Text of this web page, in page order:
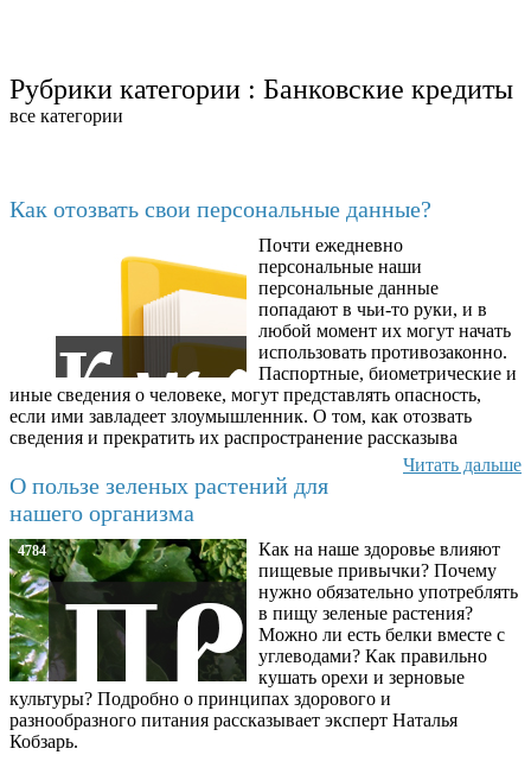
Рубрики категории : Банковские кредиты
все категории
Как отозвать свои персональные данные?
Почти ежедневно
персональные наши
персональные данные
попадают в чьи-то руки, и в
любой момент их могут начать
использовать противозаконно.
Паспортные, биометрические и
иные сведения о человеке, могут представлять опасность,
если ими завладеет злоумышленник. О том, как отозвать
сведения и прекратить их распространение рассказыва
Читать дальше
О пользе зеленых растений для
нашего организма
4784
Как на наше здоровье влияют
пищевые привычки? Почему
нужно обязательно употреблять
в пищу зеленые растения?
Можно ли есть белки вместе с
углеводами? Как правильно
кушать орехи и зерновые
культуры? Подробно о принципах здорового и
разнообразного питания рассказывает эксперт Наталья
Кобзарь.